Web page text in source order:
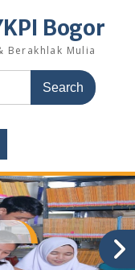
Bogor
Berakhlak Mulia